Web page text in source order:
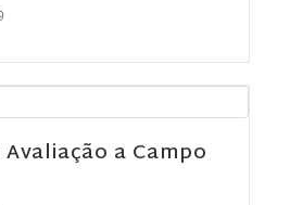
a Campo